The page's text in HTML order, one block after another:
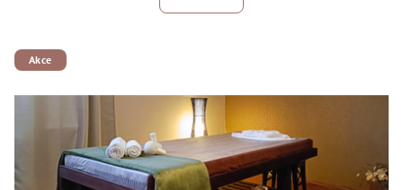
Akce